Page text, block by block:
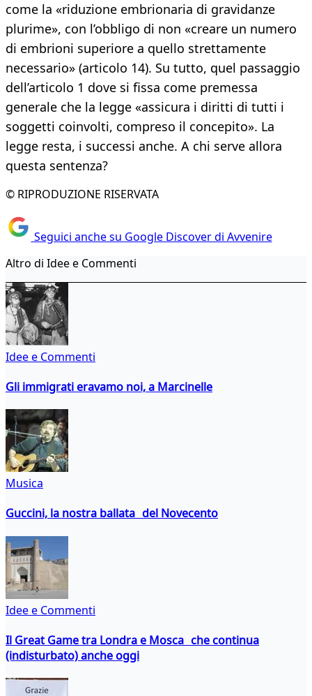
come la «riduzione embrionaria di gravidanze
plurime», con l’obbligo di non «creare un numero
di embrioni superiore a quello strettamente
necessario» (articolo 14). Su tutto, quel passaggio
dell’articolo 1 dove si fissa come premessa
generale che la legge «assicura i diritti di tutti i
soggetti coinvolti, compreso il concepito». La
legge resta, i successi anche. A chi serve allora
questa sentenza?
© RIPRODUZIONE RISERVATA
Seguici anche su Google Discover di Avvenire
Altro di Idee e Commenti
Idee e Commenti
Gli immigrati eravamo noi, a Marcinelle
Musica
Guccini, la nostra ballata del Novecento
Idee e Commenti
Il Great Game tra Londra e Mosca che continua
(indisturbato) anche oggi